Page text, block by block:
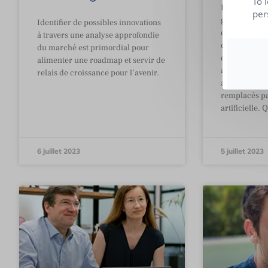
Identifier de possibles innovations
à travers une analyse approfondie
du marché est primordial pour
alimenter une roadmap et servir de
relais de croissance pour l’avenir.
6 juillet 2023
Depuis
génératives
discussions
que par
des relations
annoncent
attachés de
remplacés
artificielle.
5 juillet 2023